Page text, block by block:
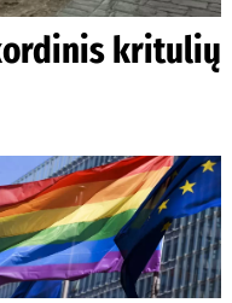
kritulių